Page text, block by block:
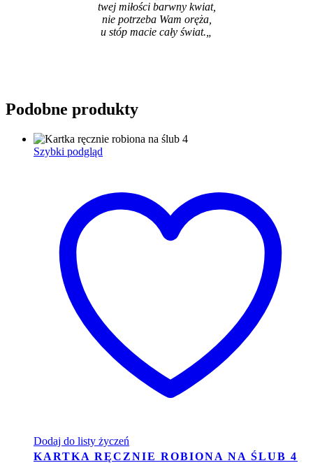
twej miłości barwny kwiat,
nie potrzeba Wam oręża,
u stóp macie cały świat.
Podobne produkty
Szybki podgląd
Dodaj do listy życzeń
KARTKA RĘCZNIE ROBIONA NA ŚLUB 4